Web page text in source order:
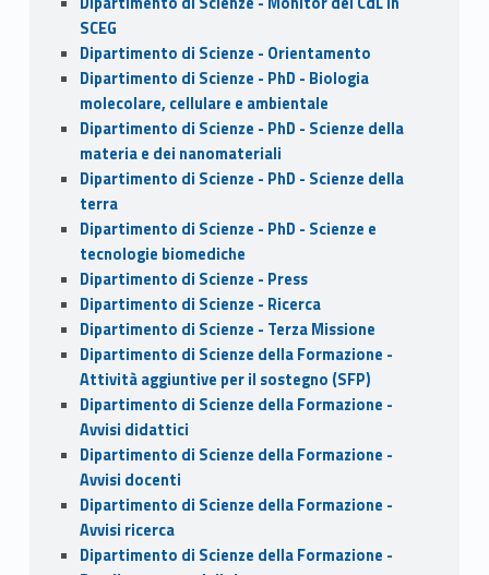
SCEG
Dipartimento di Scienze - Orientamento
Dipartimento di Scienze - PhD - Biologia
molecolare, cellulare e ambientale
Dipartimento di Scienze - PhD - Scienze della
materia e dei nanomateriali
Dipartimento di Scienze - PhD - Scienze della
terra
Dipartimento di Scienze - PhD - Scienze e
tecnologie biomediche
Dipartimento di Scienze - Press
Dipartimento di Scienze - Ricerca
Dipartimento di Scienze - Terza Missione
Dipartimento di Scienze della Formazione -
Attività aggiuntive per il sostegno (SFP)
Dipartimento di Scienze della Formazione -
Avvisi didattici
Dipartimento di Scienze della Formazione -
Avvisi docenti
Dipartimento di Scienze della Formazione -
Avvisi ricerca
Dipartimento di Scienze della Formazione -